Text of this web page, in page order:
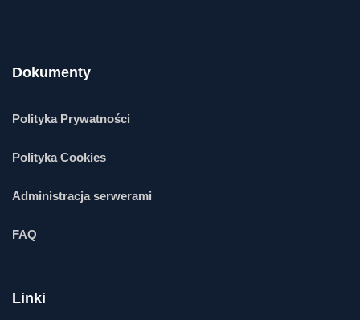
Dokumenty
Polityka Prywatności
Polityka Cookies
Administracja serwerami
FAQ
Linki